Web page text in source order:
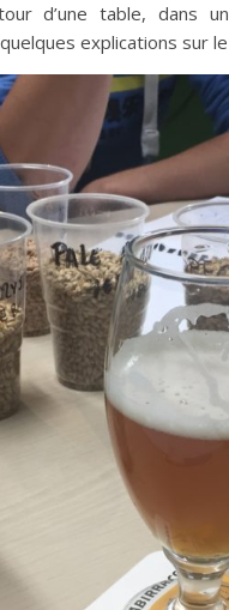
d’une table, dans
explications sur